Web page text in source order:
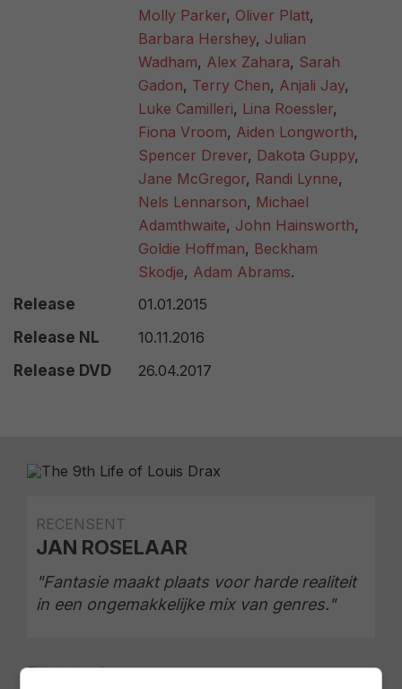
Molly Parker, Oliver Platt,
Barbara Hershey, Julian
Wadham, Alex Zahara, Sarah
Gadon, Terry Chen, Anjali Jay,
Luke Camilleri, Lina Roessler,
Fiona Vroom, Aiden Longworth,
Spencer Drever, Dakota Guppy,
Jane McGregor, Randi Lynne,
Nels Lennarson, Michael
Adamthwaite, John Hainsworth,
Goldie Hoffman, Beckham
Skodje, Adam Abrams.
Release
01.01.2015
Release NL
10.11.2016
Release DVD
26.04.2017
RECENSENT
JAN ROSELAAR
"Fantasie maakt plaats voor harde realiteit
in een ongemakkelijke mix van genres."
Filmtotaal